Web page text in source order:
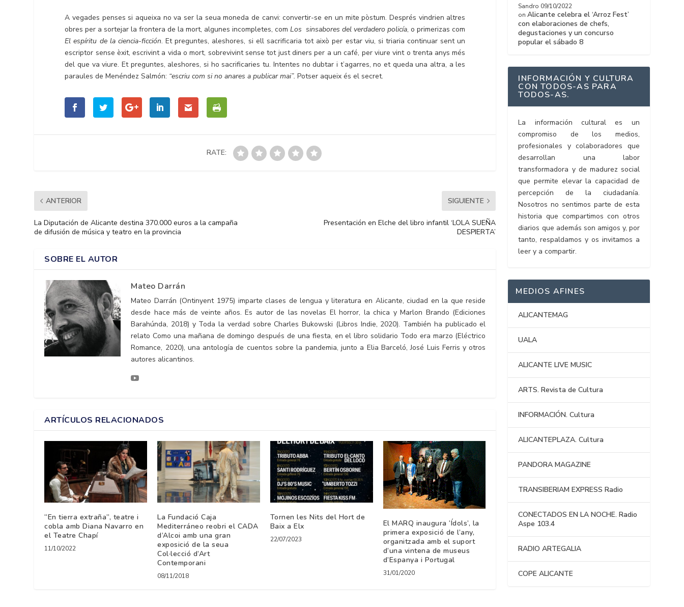
A vegades penses si aqueixa no va ser la seua moneda de canvi: convertir-se en un mite pòstum. Després vindrien altres
obres per a sortejar la frontera de la mort, algunes incompletes, comLos sinsabores del verdadero policía, o primerizas com
El espíritu de la ciencia-ficción. Et preguntes, aleshores, si ell sacrificaria tot això per estar viu, si triaria continuar sent un
escriptor sense èxit, escrivint a vida o mort, sobrevivint sense tot just diners per a un café, per viure vint o trenta anys més
del que va viure. Et preguntes, aleshores, si ho sacrificaries tu. Intentes no dubtar i t’agarres, no et queda una altra, a les
paraules de Menéndez Salmón: “escriu com si no anares a publicar mai”. Potser aqueix és el secret.
RATE:
ANTERIOR
La Diputación de Alicante destina 370.000 euros a la campaña
de difusión de música y teatro en la provincia
SIGUIENTE
Presentación en Elche del libro infantil ‘LOLA SUEÑA
DESPIERTA’
SOBRE EL AUTOR
Mateo Darrán
Mateo Darrán (Ontinyent 1975) imparte clases de lengua y literatura en Alicante, ciudad en la que reside
desde hace más de veinte años. Es autor de las novelas El horror, la chica y Marlon Brando (Ediciones
Barahúnda, 2018) y Toda la verdad sobre Charles Bukowski (Libros Indie, 2020). También ha publicado el
relato Como una mañana de domingo después de una fiesta, en el libro solidario Todo era marzo (Eléctrico
Romance, 2020), una antología de cuentos sobre la pandemia, junto a Elia Barceló, José Luis Ferris y otros
autores alicantinos.
ARTÍCULOS RELACIONADOS
“En tierra extraña”, teatre i
cobla amb Diana Navarro en
el Teatre Chapí
11/10/2022
La Fundació Caja
Mediterráneo reobri el CADA
d’Alcoi amb una gran
exposició de la seua
Col·lecció d’Art
Contemporani
08/11/2018
Tornen les Nits del Hort de
Baix a Elx
22/07/2023
El MARQ inaugura ‘Ídols’, la
primera exposició de l’any,
organitzada amb el suport
d’una vintena de museus
d’Espanya i Portugal
31/01/2020
Sandro 09/10/2022
onAlicante celebra el ‘Arroz Fest’
con elaboraciones de chefs,
degustaciones y un concurso
popular el sábado 8
INFORMACIÓN Y CULTURA
CON TODOS-AS PARA
TODOS-AS.
La información cultural es un
compromiso de los medios,
profesionales y colaboradores que
desarrollan una labor
transformadora y de madurez social
que permite elevar la capacidad de
percepción de la ciudadanía.
Nosotros no sentimos parte de esta
historia que compartimos con otros
diarios que además son amigos y, por
tanto, respaldamos y os invitamos a
leer y a compartir.
MEDIOS AFINES
ALICANTEMAG
UALA
ALICANTE LIVE MUSIC
ARTS. Revista de Cultura
INFORMACIÓN. Cultura
ALICANTEPLAZA. Cultura
PANDORA MAGAZINE
TRANSIBERIAM EXPRESS Radio
CONECTADOS EN LA NOCHE. Radio
Aspe 103.4
RADIO ARTEGALIA
COPE ALICANTE